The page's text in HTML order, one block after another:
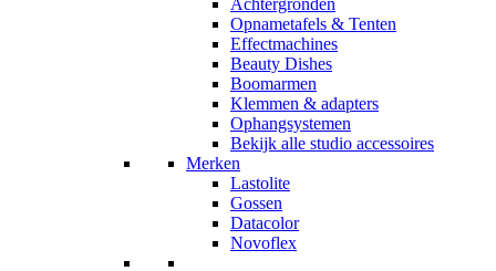
Achtergronden
Opnametafels & Tenten
Effectmachines
Beauty Dishes
Boomarmen
Klemmen & adapters
Ophangsystemen
Bekijk alle studio accessoires
Merken
Lastolite
Gossen
Datacolor
Novoflex